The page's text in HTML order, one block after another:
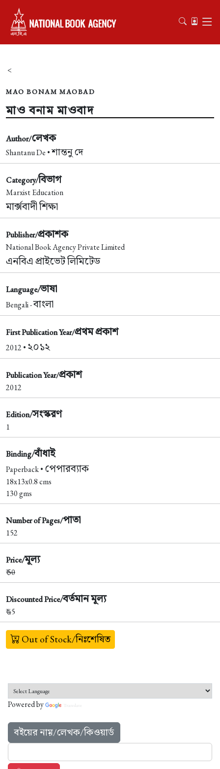
<
MAO BONAM MAOBAD
মাও বনাম মাওবাদ
Author/লেখক
Shantanu De •শান্তনু দে
Category/বিভাগ
Marxist Education
মার্ক্সবাদী শিক্ষা
Publisher/প্রকাশক
National Book Agency Private Limited
এনবিএ প্রাইভেট লিমিটেড
Language/ভাষা
Bengali -বাংলা
First Publication Year/প্রথম প্রকাশ
2012 • ২০১২
Publication Year/প্রকাশ
2012
Edition/সংস্করণ
1
Binding/বাঁধাই
Paperback • পেপারব্যাক
18x13x0.8 cms
130 gms
Number of Pages/পাতা
152
Price/মূল্য
₹50
Discounted Price/বর্তমান মূল্য
₹ 45
Out of Stock/নিঃশেষিত
Powered by Translate
বইয়ের নাম়/লেখক/কিওয়ার্ড